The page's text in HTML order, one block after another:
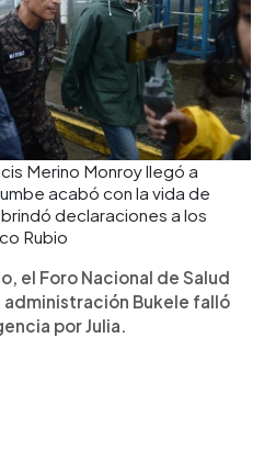
Merino Monroy llegó a
acabó con la vida de
declaraciones a los
Rubio
el Foro Nacional de Salud
administración Bukele falló
por Julia.